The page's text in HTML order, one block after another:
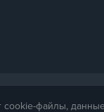
для
cookie-файлы,